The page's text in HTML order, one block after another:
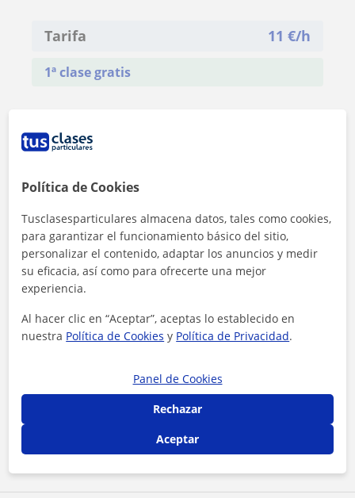
Tarifa 11 €/h
1ª clase gratis
Al hacer clic, aceptas nuestroaviso legaly deprivacidad
Contactar ahora
Política de Cookies
Tusclasesparticulares almacena datos, tales como cookies,
para garantizar el funcionamiento básico del sitio,
personalizar el contenido, adaptar los anuncios y medir
su eficacia, así como para ofrecerte una mejor
experiencia.
Al hacer clic en “Aceptar”, aceptas lo establecido en
nuestra Política de Cookies y Política de Privacidad.
Panel de Cookies
Rechazar
Aceptar